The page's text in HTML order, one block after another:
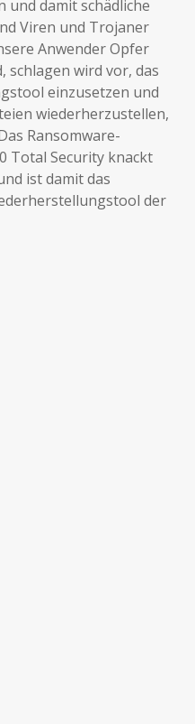
und damit schädliche
Viren und Trojaner
Anwender Opfer
schlagen wird vor, das
einzusetzen und
wiederherzustellen,
Ransomware-
Total Security knackt
ist damit das
der